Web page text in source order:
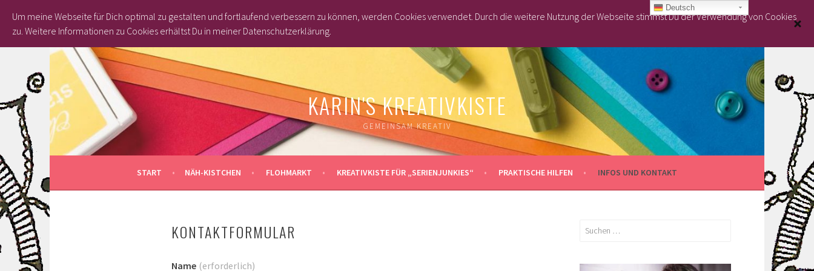
Springe
Inhalt
KARIN'S KREATIVKISTE
GEMEINSAM KREATIV
START NÄH-KISTCHEN FLOHMARKT KREATIVKISTE FÜR „SERIENJUNKIES“ PRAKTISCHE HILFEN INFOS UND KONTAKT
KONTAKTFORMULAR
Name (erforderlich)
Suchen
Deutsch
Um meine Webseite für Dich optimal zu gestalten und fortlaufend verbessern zu können, werden Cookies verwendet. Durch die weitere Nutzung der Webseite stimmst Du der Verwendung von Cookies
zu. Weitere Informationen zu Cookies erhältst Du in meiner Datenschutzerklärung.